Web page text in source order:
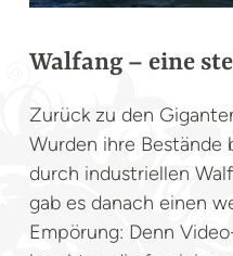
Walfang – eine
Zurück zu den
Wurden ihre Bestände
durch industriellen
gab es danach einen
Empörung: Denn